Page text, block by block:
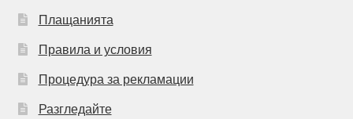
Плащанията
Правила и условия
Процедура за рекламации
Разгледайте